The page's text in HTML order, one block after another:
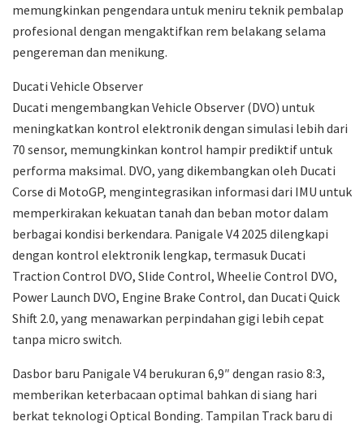
memungkinkan pengendara untuk meniru teknik pembalap
profesional dengan mengaktifkan rem belakang selama
pengereman dan menikung.
Ducati Vehicle Observer
Ducati mengembangkan Vehicle Observer (DVO) untuk
meningkatkan kontrol elektronik dengan simulasi lebih dari
70 sensor, memungkinkan kontrol hampir prediktif untuk
performa maksimal. DVO, yang dikembangkan oleh Ducati
Corse di MotoGP, mengintegrasikan informasi dari IMU untuk
memperkirakan kekuatan tanah dan beban motor dalam
berbagai kondisi berkendara. Panigale V4 2025 dilengkapi
dengan kontrol elektronik lengkap, termasuk Ducati
Traction Control DVO, Slide Control, Wheelie Control DVO,
Power Launch DVO, Engine Brake Control, dan Ducati Quick
Shift 2.0, yang menawarkan perpindahan gigi lebih cepat
tanpa micro switch.
Dasbor baru Panigale V4 berukuran 6,9″ dengan rasio 8:3,
memberikan keterbacaan optimal bahkan di siang hari
berkat teknologi Optical Bonding. Tampilan Track baru di